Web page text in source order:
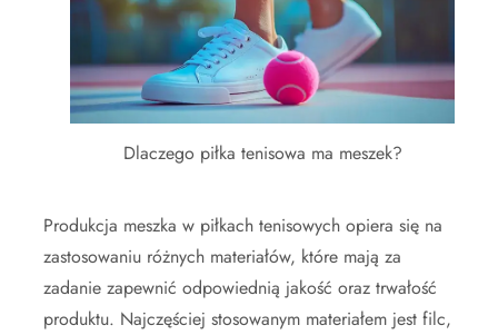
Dlaczego piłka tenisowa ma meszek?
Produkcja meszka w piłkach tenisowych opiera się na
zastosowaniu różnych materiałów, które mają za
zadanie zapewnić odpowiednią jakość oraz trwałość
produktu. Najczęściej stosowanym materiałem jest filc,